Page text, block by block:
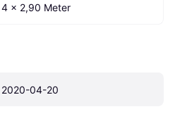
4 x 2,90 Meter
2020-04-20